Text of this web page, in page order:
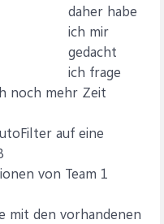
daher habe
ich mir
gedacht
ich frage
noch mehr Zeit
auf eine
von Team 1
mit den vorhandenen